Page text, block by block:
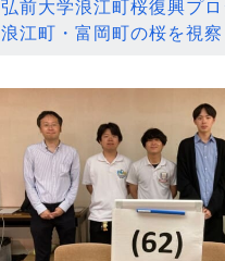
弘前大学浪江町桜復興プ
浪江町・富岡町の桜を視察